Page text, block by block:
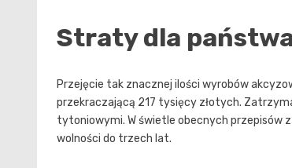
Straty dla
Przejęcie tak znacznej ilości wyrobów
przekraczającą 217 tysięcy złotych.
tytoniowymi. W świetle obecnych przepisów
wolności do trzech lat.